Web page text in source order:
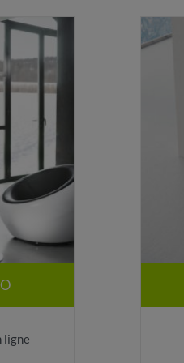
ligne